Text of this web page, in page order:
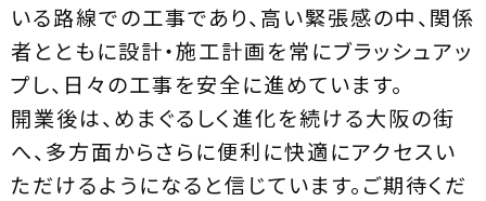
いる路線での工事であり、高い緊張感の中、関係
者とともに設計・施工計画を常にブラッシュアッ
プし、日々の工事を安全に進めています。
開業後は、めまぐるしく進化を続ける大阪の街
へ、多方面からさらに便利に快適にアクセスい
ただけるようになると信じています。ご期待くだ